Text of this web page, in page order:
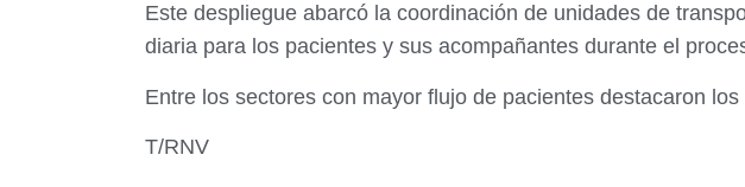
Este despliegue abarcó la coordinación de unidades de
diaria para los pacientes y sus acompañantes durante el
Entre los sectores con mayor flujo de pacientes destacaron
T/RNV